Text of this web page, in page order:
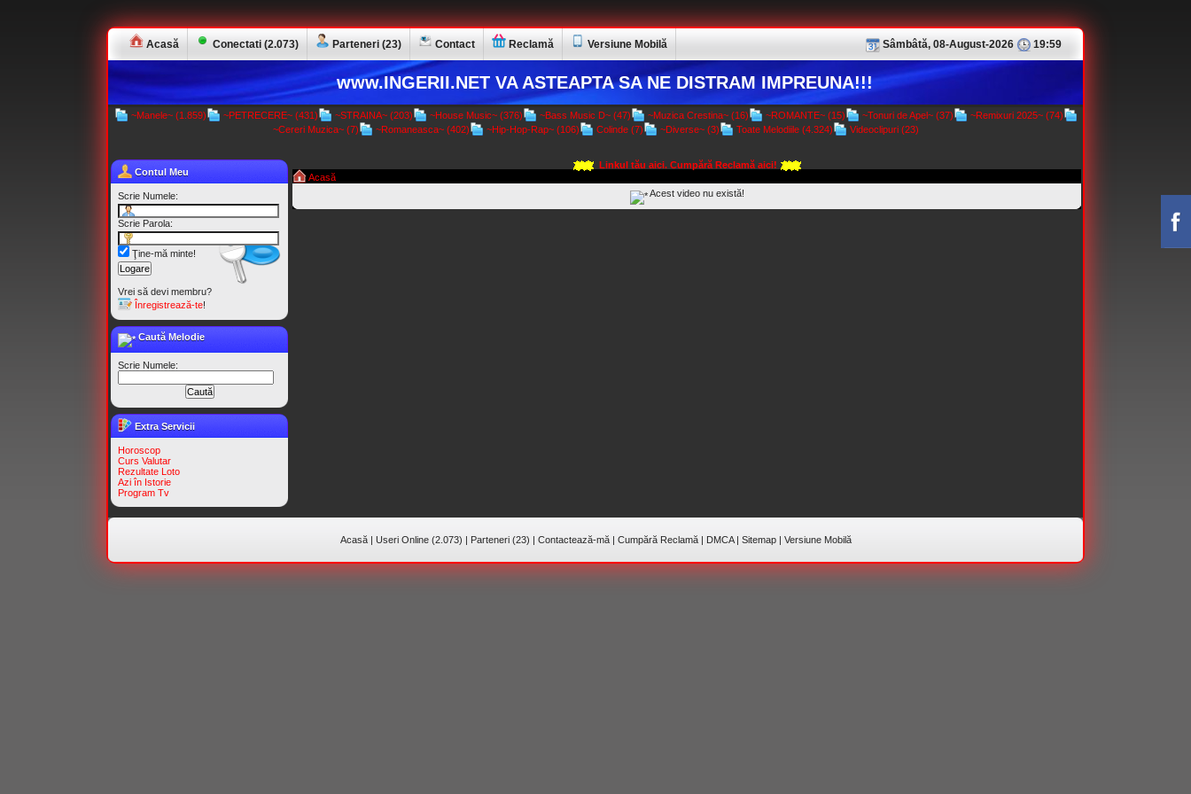
Acasă Conectati (2.073) Parteneri (23) Contact Reclamă Versiune Mobilă Sâmbâtă, 08-August-2026 19:59
www.INGERII.NET VA ASTEAPTA SA NE DISTRAM IMPREUNA!!!
~Manele~ (1.859) ~PETRECERE~ (431) ~STRAINA~ (203) ~House Music~ (376) ~Bass Music D~ (47) ~Muzica Crestina~ (16) ~ROMANTE~ (15) ~Tonuri de Apel~ (37)
~Remixuri 2025~ (74)
~Cereri Muzica~ (7)
~Romaneasca~ (402) ~Hip-Hop-Rap~ (106) Colinde (7) ~Diverse~ (3) Toate Melodiile (4.324) Videoclipuri (23)
Contul Meu
Scrie Numele:
Scrie Parola:
Ţine-mă minte!
Vrei să devi membru?
Înregistrează-te!
Caută Melodie
Scrie Numele:
Extra Servicii
Horoscop
Curs Valutar
Rezultate Loto
Azi în Istorie
Program Tv
Linkul tău aici. Cumpără Reclamă aici!
Acasă
Acest video nu există!
Acasă| Useri Online (2.073) | Parteneri (23) | Contactează-mă| Cumpără Reclamă| DMCA| Sitemap| Versiune Mobilă